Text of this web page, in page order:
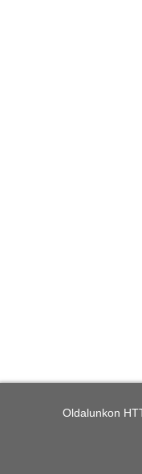
Oldalunkon